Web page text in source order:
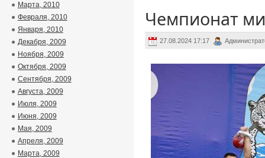
Чемпионат
27.08.2024 17:17
Марта, 2010
Февраля, 2010
Января, 2010
Декабря, 2009
Ноября, 2009
Октября, 2009
Сентября, 2009
Августа, 2009
Июля, 2009
Июня, 2009
Мая, 2009
Апреля, 2009
Марта, 2009